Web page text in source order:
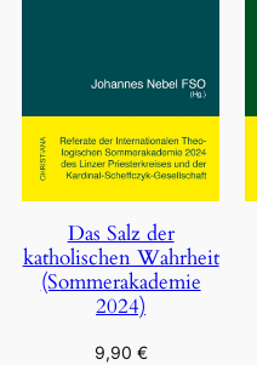
Das Salz der
katholischen Wahrheit
(Sommerakademie
2024)
9,90 €